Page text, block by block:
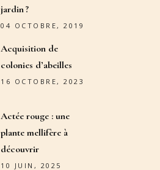
jardin ?
04 OCTOBRE, 2019
Acquisition de
colonies d’abeilles
16 OCTOBRE, 2023
Actée rouge : une
plante mellifère à
découvrir
10 JUIN, 2025